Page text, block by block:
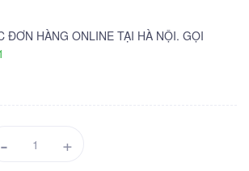
ĐƠN HÀNG ONLINE TẠI HÀ NỘI. GỌI
- +